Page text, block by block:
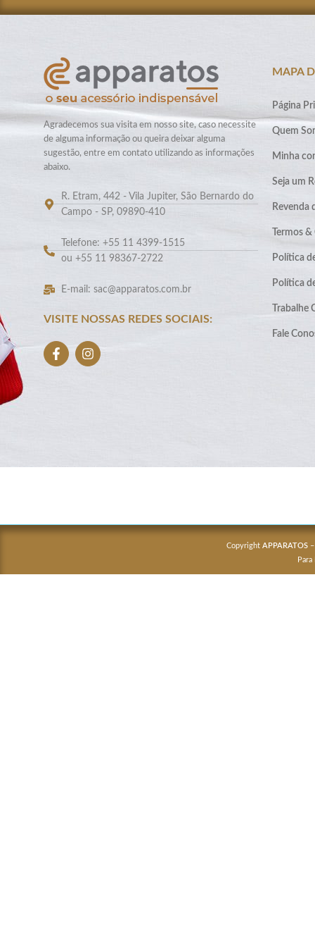
Agradecemos sua visita em nosso site, caso necessite
de alguma informação ou queira deixar alguma
sugestão, entre em contato utilizando as informações
abaixo.
R. Etram, 442 - Vila Jupiter, São Bernardo do
Campo - SP, 09890-410
Telefone: +55 11 4399-1515
ou +55 11 98367-2722
E-mail: sac@apparatos.com.br
VISITE NOSSAS REDES SOCIAIS:
MAPA
Página
Quem
Minha
Seja um
Revenda
Termos &
Política
Política
Trabalhe
Fale
Copyright APPARATOS
Para